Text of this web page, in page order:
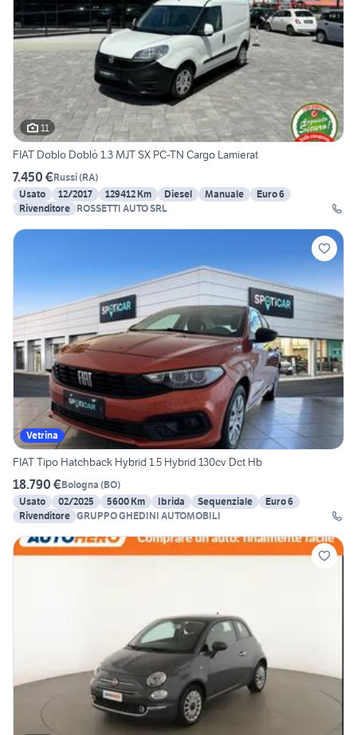
11
FIAT Doblo Doblò 1.3 MJT SX PC-TN Cargo Lamierat
7.450 €Russi(RA)
Usato
12/2017 129412 Km Diesel Manuale
Euro 6
Rivenditore ROSSETTI AUTO SRL
Vetrina
FIAT Tipo Hatchback Hybrid 1.5 Hybrid 130cv Dct Hb
18.790 €Bologna (BO)
Usato
02/2025 5600 Km Ibrida Sequenziale
Euro 6
Rivenditore GRUPPO GHEDINI AUTOMOBILI